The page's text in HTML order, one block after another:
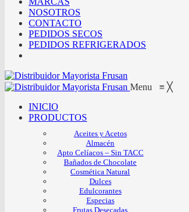
NOSOTROS
CONTACTO
PEDIDOS SECOS
PEDIDOS REFRIGERADOS
Menu ≡ ╳
INICIO
PRODUCTOS
Aceites y Acetos
Almacén
Apto Celíacos – Sin TACC
Bañados de Chocolate
Cosmética Natural
Dulces
Edulcorantes
Especias
Frutas Desecadas